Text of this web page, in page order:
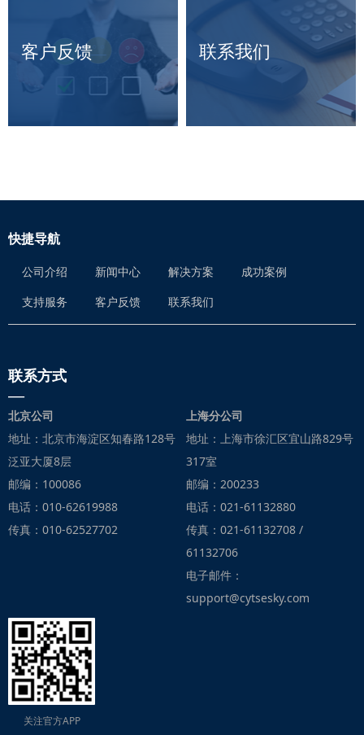
客户反馈 联系我们
快捷导航
公司介绍 新闻中心 解决方案 成功案例
支持服务 客户反馈 联系我们
联系方式
—
北京公司
地址：北京市海淀区知春路128号
泛亚大厦8层
邮编：100086
电话：010-62619988
传真：010-62527702
关注官方APP
上海分公司
地址：上海市徐汇区宜山路829号
317室
邮编：200233
电话：021-61132880
传真：021-61132708 /
61132706
电子邮件：
support@cytsesky.com